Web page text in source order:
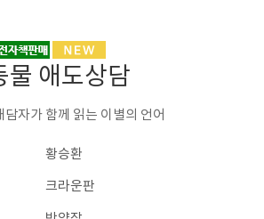
물 애도상담
담자가 함께 읽는 이별의 언어
황승환
크라운판